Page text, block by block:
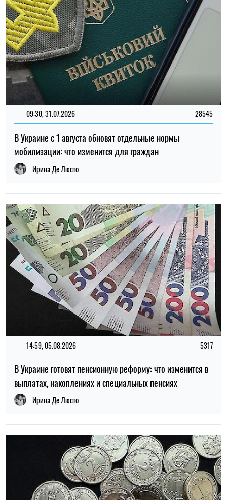
14:59, 05.08.2026
В Украине готовят пенсионную реформу: что изменится в
выплатах, накоплениях и специальных пенсиях
Ирина Де Люсто
22:30, 23.07.2026
Украинцам выплатят до 37 800 грн: кто может получить
новую помощь от «Каритаса»
Алена Ткалич